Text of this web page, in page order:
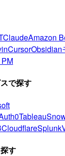
ClaudeAmazon
CursorObsidian
PM
で探す
Tableau
CloudflareSplunk
す